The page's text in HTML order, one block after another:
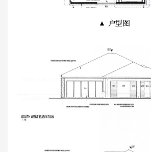
▲ 户型图